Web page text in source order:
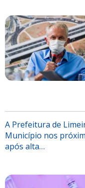
A Prefeitura de
Município nos
após alta…